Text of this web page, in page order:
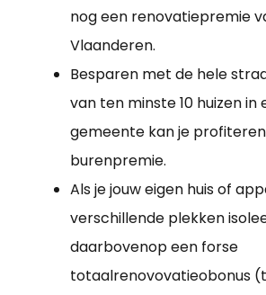
nog een renovatiepremie
Vlaanderen.
Besparen met de hele
van ten minste 10 huizen
gemeente kan je
burenpremie.
Als je jouw eigen huis of
verschillende plekken
daarbovenop een forse
totaalrenovovatieobonus